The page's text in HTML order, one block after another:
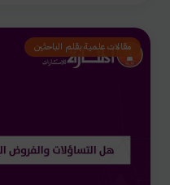
مقالات علمية بقلم الباحثين